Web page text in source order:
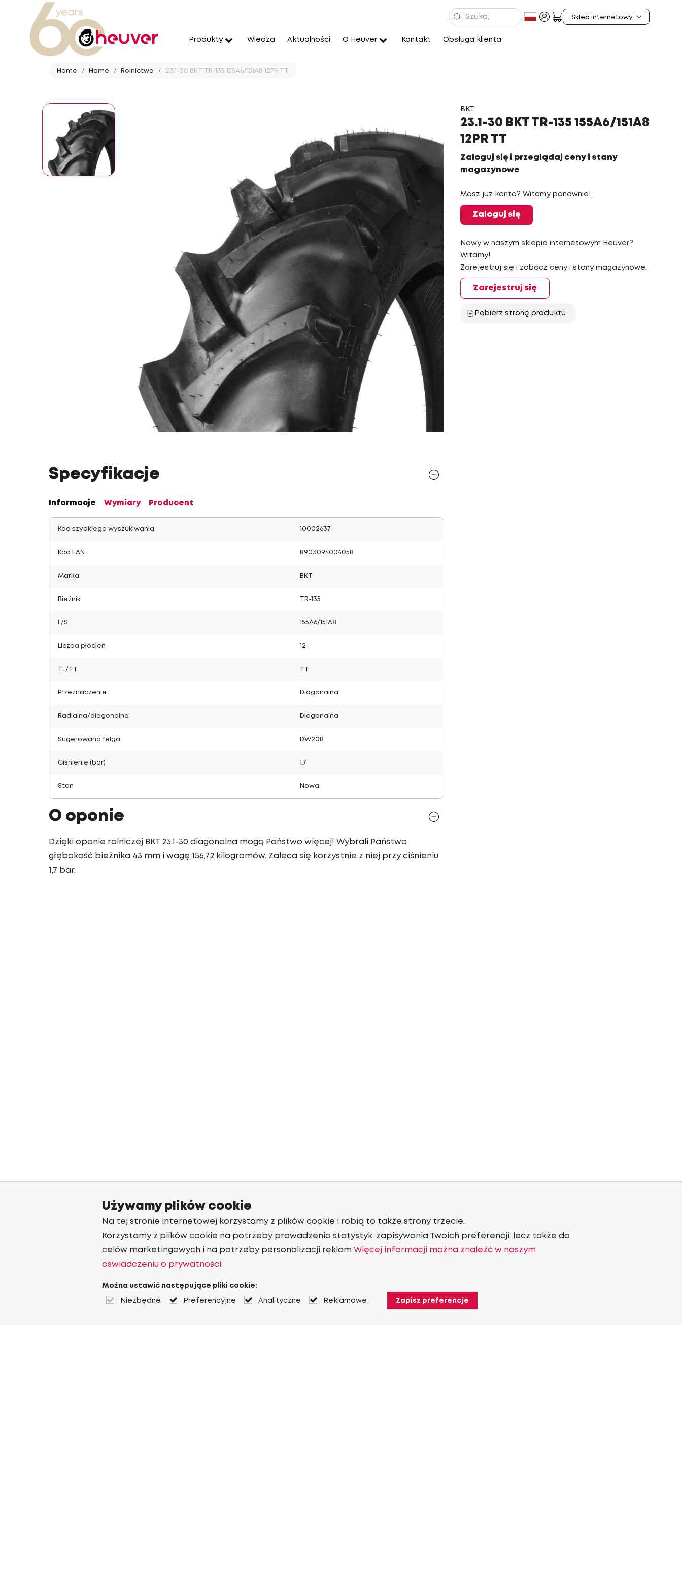
Produkty Wiedza Aktualności O Heuver Kontakt Obsługa klienta
Home Home Rolnictwo 23.1-30 BKT TR-135 155A6/151A8 12PR TT
BKT
23.1-30 BKT TR-135 155A6/151A8
12PR TT
Zaloguj się i przeglądaj ceny i stany
magazynowe
Masz już konto? Witamy ponownie!
Zaloguj się
Nowy w naszym sklepie internetowym Heuver?
Witamy!
Zarejestruj się i zobacz ceny i stany magazynowe.
Zarejestruj się
Pobierz stronę produktu
Specyfikacje
Informacje Wymiary Producent
Kod szybkiego wyszukiwania 10002637
Kod EAN 8903094004058
Marka BKT
Bieżnik TR-135
L/S 155A6/151A8
Liczba płócień 12
TL/TT
Przeznaczenie Diagonalna
Radialna/diagonalna Diagonalna
Sugerowana felga DW20B
Ciśnienie (bar) 1.7
Stan Nowa
O oponie
Dzięki oponie rolniczej BKT 23.1-30 diagonalna mogą Państwo więcej! Wybrali Państwo
głębokość bieżnika 43 mm i wagę 156,72 kilogramów. Zaleca się korzystnie z niej przy ciśnieniu
1,7 bar.
Używamy plików cookie
Na tej stronie internetowej korzystamy z plików cookie i robią to także strony trzecie.
Korzystamy z plików cookie na potrzeby prowadzenia statystyk, zapisywania Twoich preferencji, lecz także do
celów marketingowych i na potrzeby personalizacji reklam Więcej informacji można znaleźć w naszym
oświadczeniu o prywatności
Można ustawić następujące pliki cookie:
Niezbędne Preferencyjne Analityczne Reklamowe Zapisz preferencje